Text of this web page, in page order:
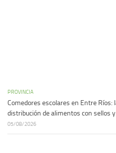
PROVINCIA
Comedores escolares en Entre Ríos:
distribución de alimentos con sellos
05/08/2026